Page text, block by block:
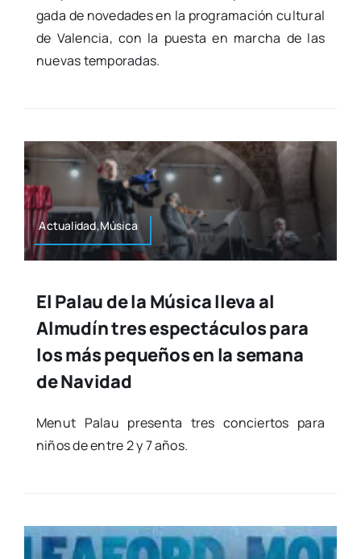
ga­da de nove­da­des en la pro­gra­ma­ción cul­tu­ral
de Valen­cia, con la pues­ta en mar­cha de las
nue­vas tem­po­ra­das.
Actualidad,Música
El Palau de la Música lleva al
Almudín tres espectáculos para
los más pequeños en la semana
de Navidad
Menut Palau pre­sen­ta tres con­cier­tos para
niños de entre 2 y 7 años.